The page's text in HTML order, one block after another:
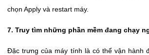
chọn Apply và restart máy.
7. Truy tìm những phần mềm đang chạy
Đặc trưng của máy tính là có thể vận hành